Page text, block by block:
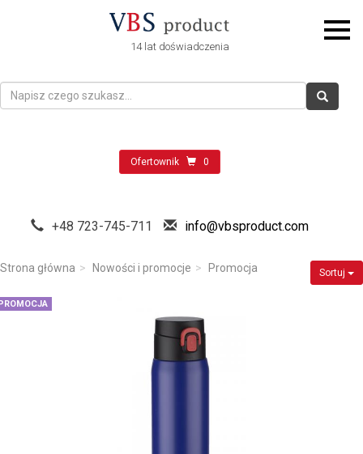
14 lat doświadczenia
Ofertownik 0
+48 723-745-711 info@vbsproduct.com
Strona główna Nowości i promocje Promocja Sortuj